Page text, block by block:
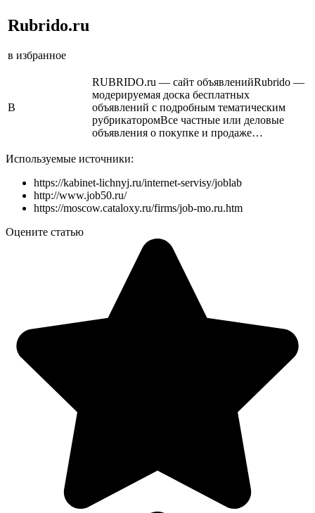
Rubrido.ru
в избранное
В
RUBRIDO.ru — сайт объявленийRubrido —
модерируемая доска бесплатных
объявлений с подробным тематическим
рубрикаторомВсе частные или деловые
объявления о покупке и продаже…
Используемые источники:
https://kabinet-lichnyj.ru/internet-servisy/joblab
http://www.job50.ru/
https://moscow.cataloxy.ru/firms/job-mo.ru.htm
Оцените статью